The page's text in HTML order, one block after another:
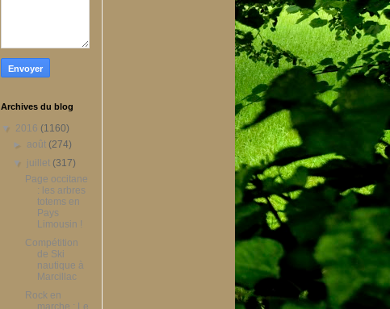
Archives du blog
▼ 2016 (1160)
► août (274)
▼ juillet (317)
Page occitane
: les arbres
totems en
Pays
Limousin !
Compétition
de Ski
nautique à
Marcillac
Rock en
marche : Le